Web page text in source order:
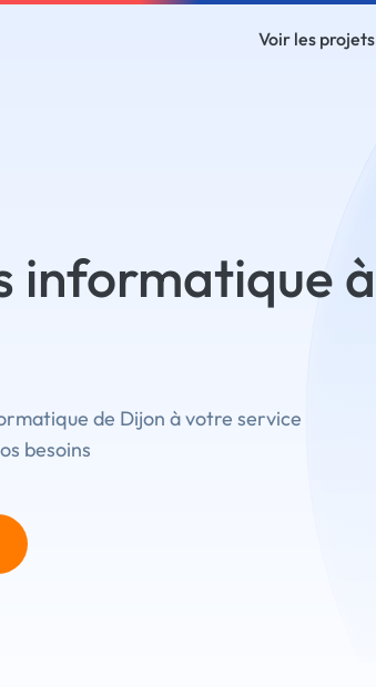
Voir les projets
informatique à
de Dijon à votre service
besoins